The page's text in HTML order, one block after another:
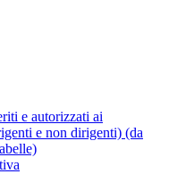
e autorizzati ai
e non dirigenti) (da